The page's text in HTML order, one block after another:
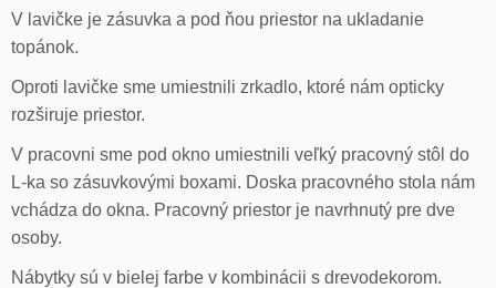
V lavičke je zásuvka a pod ňou priestor na ukladanie
topánok.
Oproti lavičke sme umiestnili zrkadlo, ktoré nám opticky
rozširuje priestor.
V pracovni sme pod okno umiestnili veľký pracovný stôl do
L-ka so zásuvkovými boxami. Doska pracovného stola nám
vchádza do okna. Pracovný priestor je navrhnutý pre dve
osoby.
Nábytky sú v bielej farbe v kombinácii s drevodekorom.